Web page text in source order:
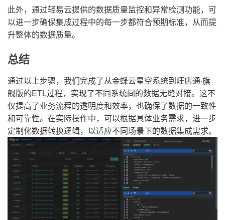
此外，通过轻易云提供的数据质量监控和异常检测功能，可
以进一步确保集成过程中的每一步都符合预期标准，从而提
升整体的数据质量。
总结
通过以上步骤，我们完成了从金蝶云星空系统到旺店通·旗
舰版的ETL过程，实现了不同系统间的数据无缝对接。这不
仅提高了业务流程的透明度和效率，也确保了数据的一致性
和可靠性。在实际操作中，可以根据具体业务需求，进一步
定制化数据转换逻辑，以适应不同场景下的数据集成需求。